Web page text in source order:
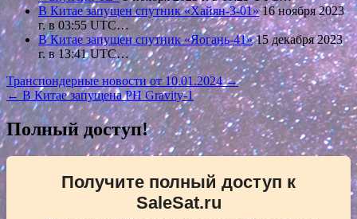
В Китае запущен спутник «Хайян-3-01»16 ноября 2023
г. в 03:55 UTC…
В Китае запущен спутник «Яогань-41»15 декабря 2023
г. в 13:41 UTC…
Навигация
по
записям
Транспондерные новости от 10.01.2024 →
← В Китае запущена РН Gravity-1
Полный доступ!
Получите полный доступ к
SaleSat.ru